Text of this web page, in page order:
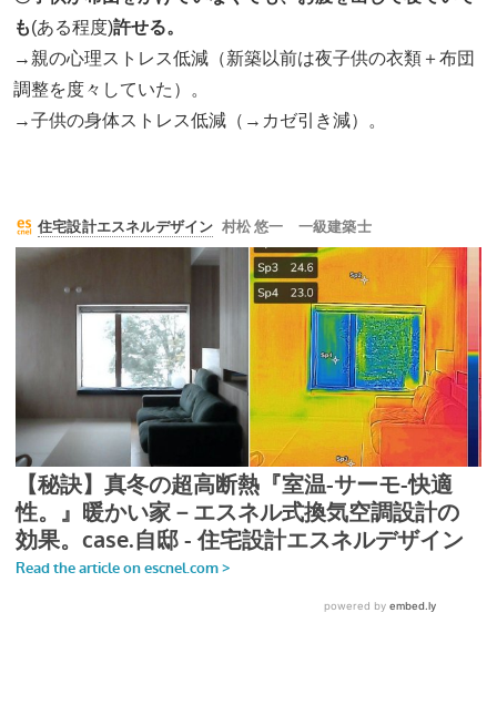
も(ある程度)許せる。
→親の心理ストレス低減（新築以前は夜子供の衣類＋布団
調整を度々していた）。
→子供の身体ストレス低減（→カゼ引き減）。